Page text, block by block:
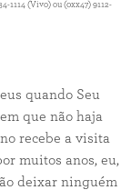
1114 (Vivo) ou (0xx47) 9112-
quando Seu
que não haja
recebe a visita
muitos anos, eu,
deixar ninguém